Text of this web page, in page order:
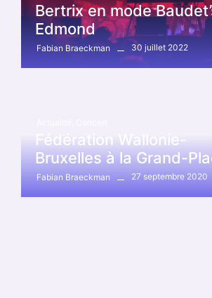
Bertrix en mode
Edmond
Fabian Braeckman 30 juillet 2022
Fédération Wallonie-
Bruxelles à la Grand-
Fabian Braeckman 27 septembre 2020